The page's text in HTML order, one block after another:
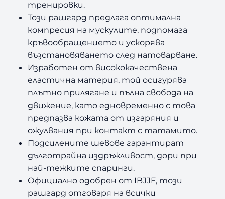
тренировки.
Този рашгард предлага оптимална
компресия на мускулите, подпомага
кръвообращението и ускорява
възстановяването след натоварване.
Изработен от висококачествена
еластична материя, той осигурява
плътно прилягане и пълна свобода на
движение, като едновременно с това
предпазва кожата от изгаряния и
ожулвания при контакт с татамито.
Подсилените шевове гарантират
дълготрайна издръжливост, дори при
най-тежките спаринги.
Официално одобрен от IBJJF, този
рашгард отговаря на всички